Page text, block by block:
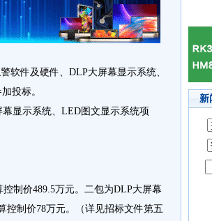
软件及硬件、DLP大屏幕显示系统、
投标。
显示系统、LED图文显示系统项
制价489.5万元。二包为DLP大屏幕
控制价78万元。（详见招标文件第五
新